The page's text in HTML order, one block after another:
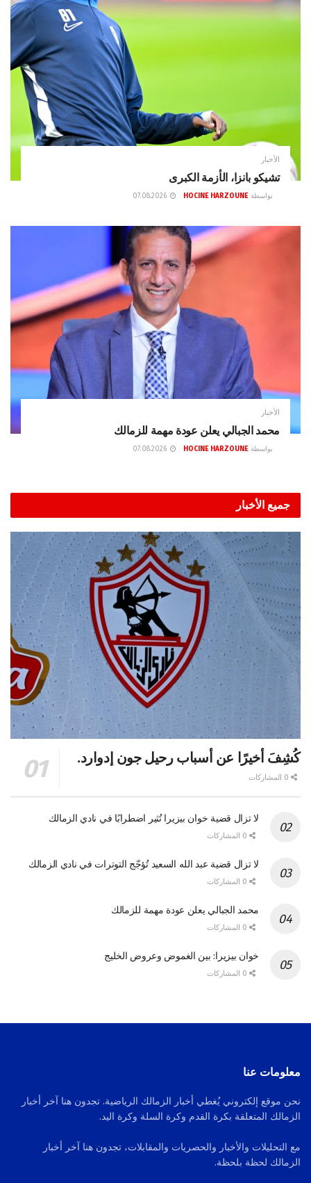
الأخبار
تشيكو بانزا، الأزمة الكبرى
بواسطة HOCINE HARZOUNE
الأخبار
محمد الجبالي يعلن عودة مهمة للزمالك
بواسطة HOCINE HARZOUNE
جميع الأخبار
كُشِفَ أخيرًا عن أسباب رحيل جون إدوارد.
لا تزال قضية خوان بيزيرا تُثير اضطرابًا في نادي الزمالك
لا تزال قضية عبد الله السعيد تُؤجّج التوترات في نادي الزمالك
محمد الجبالي يعلن عودة مهمة للزمالك
خوان بيزيرا: بين الغموض وعروض الخليج
معلومات عنا
نحن موقع إلكتروني يُغطي أخبار الزمالك الرياضية. تجدون هنا آخر أخبار
الزمالك المتعلقة بكرة القدم وكرة السلة وكرة اليد.
مع التحليلات والأخبار والحصريات والمقابلات، تجدون هنا آخر أخبار
الزمالك لحظة بلحظة.